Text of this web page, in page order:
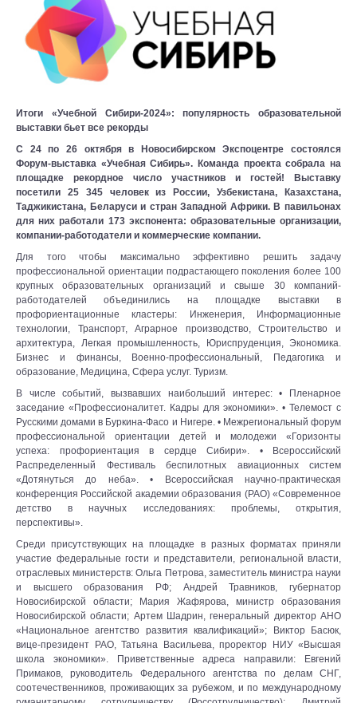
Итоги «Учебной Сибири-2024»: популярность образовательной
выставки бьет все рекорды
С 24 по 26 октября в Новосибирском Экспоцентре состоялся
Форум-выставка «Учебная Сибирь». Команда проекта собрала на
площадке рекордное число участников и гостей! Выставку
посетили 25 345 человек из России, Узбекистана, Казахстана,
Таджикистана, Беларуси и стран Западной Африки. В павильонах
для них работали 173 экспонента: образовательные организации,
компании-работодатели и коммерческие компании.
Для того чтобы максимально эффективно решить задачу
профессиональной ориентации подрастающего поколения более 100
крупных образовательных организаций и свыше 30 компаний-
работодателей объединились на площадке выставки в
профориентационные кластеры: Инженерия, Информационные
технологии, Транспорт, Аграрное производство, Строительство и
архитектура, Легкая промышленность, Юриспруденция, Экономика.
Бизнес и финансы, Военно-профессиональный, Педагогика и
образование, Медицина, Сфера услуг. Туризм.
В числе событий, вызвавших наибольший интерес: • Пленарное
заседание «Профессионалитет. Кадры для экономики». • Телемост c
Русскими домами в Буркина-Фасо и Нигере. • Межрегиональный форум
профессиональной ориентации детей и молодежи «Горизонты
успеха: профориентация в сердце Сибири». • Всероссийский
Распределенный Фестиваль беспилотных авиационных систем
«Дотянуться до неба». • Всероссийская научно-практическая
конференция Российской академии образования (РАО) «Современное
детство в научных исследованиях: проблемы, открытия,
перспективы».
Среди присутствующих на площадке в разных форматах приняли
участие федеральные гости и представители, региональной власти,
отраслевых министерств: Ольга Петрова, заместитель министра науки
и высшего образования РФ; Андрей Травников, губернатор
Новосибирской области; Мария Жафярова, министр образования
Новосибирской области; Артем Шадрин, генеральный директор АНО
«Национальное агентство развития квалификаций»; Виктор Басюк,
вице-президент РАО, Татьяна Васильева, проректор НИУ «Высшая
школа экономики». Приветственные адреса направили: Евгений
Примаков, руководитель Федерального агентства по делам СНГ,
соотечественников, проживающих за рубежом, и по международному